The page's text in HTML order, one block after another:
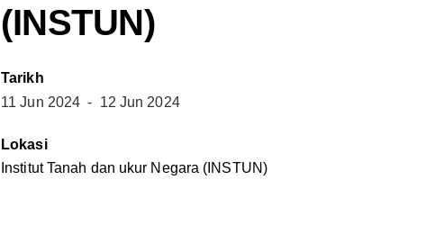
(INSTUN)
Tarikh
11 Jun 2024 - 12 Jun 2024
Lokasi
Institut Tanah dan ukur Negara (INSTUN)